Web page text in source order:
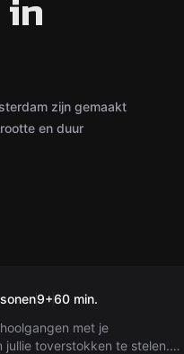
in
zijn gemaakt
en duur
9+60 min.
met je
jullie toverstokken te stelen.